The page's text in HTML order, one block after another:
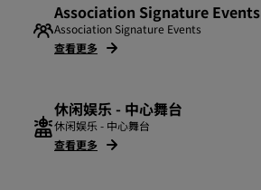
Association Signature Events
Association Signature Events
查看更多
休闲娱乐 - 中心舞台
休闲娱乐 - 中心舞台
查看更多